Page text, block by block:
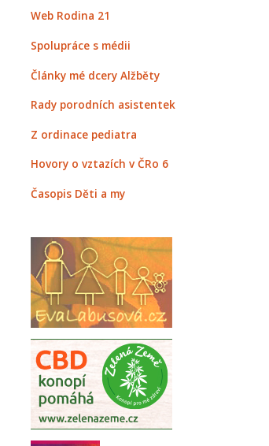
Web Rodina 21
Spolupráce s médii
Články mé dcery Alžběty
Rady porodních asistentek
Z ordinace pediatra
Hovory o vztazích v ČRo 6
Časopis Děti a my